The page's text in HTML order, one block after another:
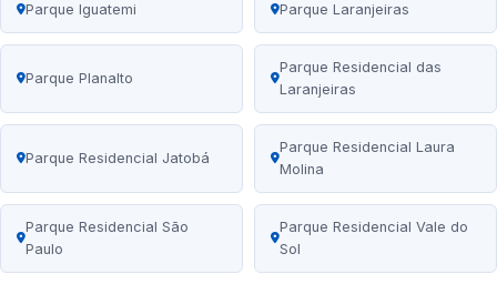
Parque Iguatemi Parque Laranjeiras
Parque Planalto
Parque Residencial das
Laranjeiras
Parque Residencial Jatobá
Parque Residencial Laura
Molina
Parque Residencial São
Paulo
Parque Residencial Vale do
Sol